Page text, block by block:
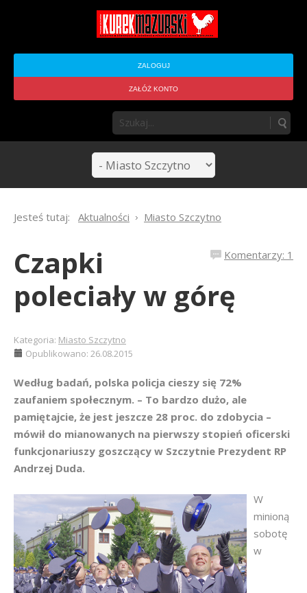
ZALOGUJ
ZAŁÓŻ KONTO
Jesteś tutaj: Aktualności Miasto Szczytno
Komentarzy: 1
Czapki
poleciały w górę
Kategoria: Miasto Szczytno
Opublikowano: 26.08.2015
Według badań, polska policja cieszy się 72%
zaufaniem społecznym. – To bardzo dużo, ale
pamiętajcie, że jest jeszcze 28 proc. do zdobycia –
mówił do mianowanych na pierwszy stopień oficerski
funkcjonariuszy goszczący w Szczytnie Prezydent RP
Andrzej Duda.
W
minioną
sobotę
w